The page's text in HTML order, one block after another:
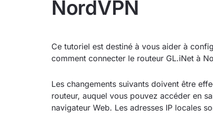
NordVPN
Ce tutoriel est destiné à vous aider à
comment connecter le routeur GL.iNet à
Les changements suivants doivent être
routeur, auquel vous pouvez accéder en
navigateur Web. Les adresses IP locales